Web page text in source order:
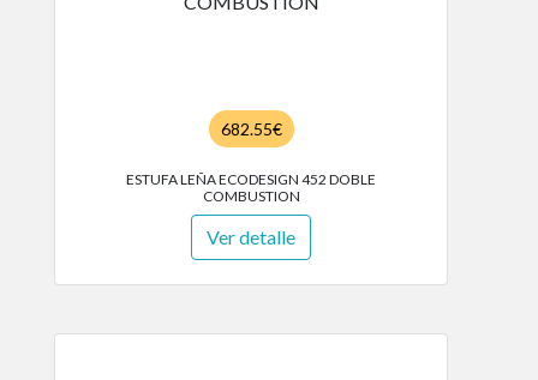
682.55€
ESTUFA LEÑA ECODESIGN 452 DOBLE
COMBUSTION
Ver detalle